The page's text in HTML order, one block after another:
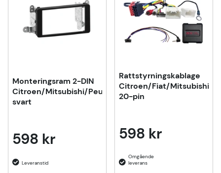
Monteringsram 2-DIN
Citroen/Mitsubishi/Peugeot,
svart
598 kr
Rattstyrningskablage
Citroen/Fiat/Mitsubishi/
20-pin
598 kr